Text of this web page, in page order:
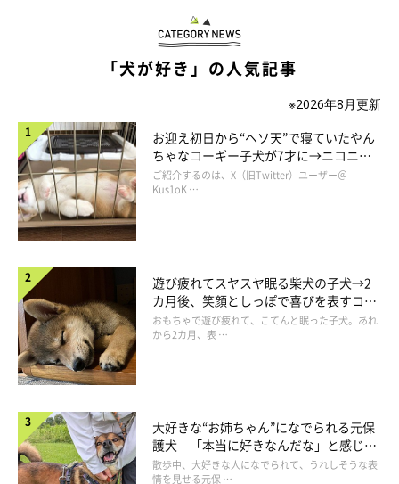
などと、のんびりしている場合ではありません。気温が上がって
で、自ら神社の裏口に進む勝手知ったるマロたん。お散歩中より
やる気が漲っています。
「犬が好き」の人気記事
※2026年8月更新
お迎え初日から“ヘソ天”で寝ていたやん
ちゃなコーギー子犬が7才に→ニコニ
コ“コーギースマイル”が魅力のコに成
長！
ご紹介するのは、X（旧Twitter）ユーザー＠
Kus1oK …
遊び疲れてスヤスヤ眠る柴犬の子犬→2
カ月後、笑顔としっぽで喜びを表すコに
成長！
おもちゃで遊び疲れて、こてんと眠った子犬。あれ
から2カ月、表 …
大好きな“お姉ちゃん”になでられる元保
護犬 「本当に好きなんだな」と感じる
表情にほっこり
散歩中、大好きな人になでられて、うれしそうな表
情を見せる元保 …